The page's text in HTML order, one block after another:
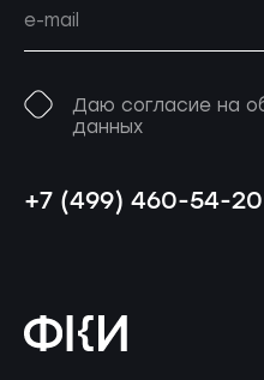
Даю согласие на
данных
+7 (499) 460-54-20